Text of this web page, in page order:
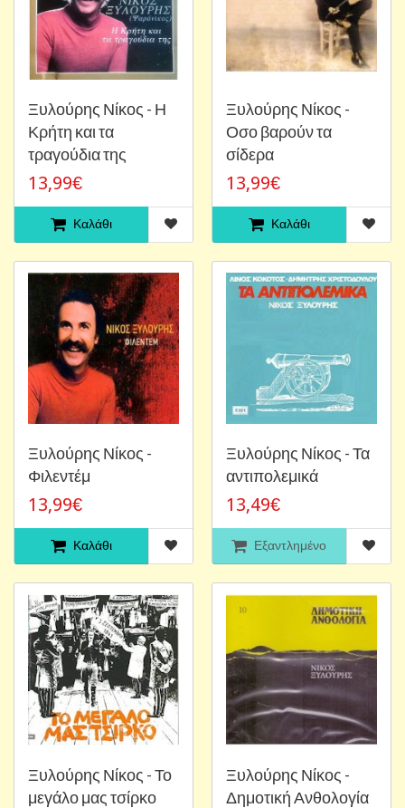
Ξυλούρης Νίκος - Η
Κρήτη και τα
τραγούδια της
13,99€
Καλάθι
Ξυλούρης Νίκος -
Οσο βαρούν τα
σίδερα
13,99€
Καλάθι
Ξυλούρης Νίκος -
Φιλεντέμ
13,99€
Καλάθι
Ξυλούρης Νίκος - Τα
αντιπολεμικά
13,49€
Εξαντλημένο
Ξυλούρης Νίκος - Το
μεγάλο μας τσίρκο
Ξυλούρης Νίκος -
Δημοτική Ανθολογία